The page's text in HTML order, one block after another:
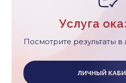
Услуга
Посмотрите результаты
ЛИЧНЫЙ